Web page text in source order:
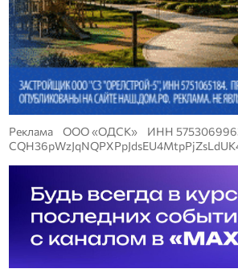
Реклама ООО «ОДСК» ИНН